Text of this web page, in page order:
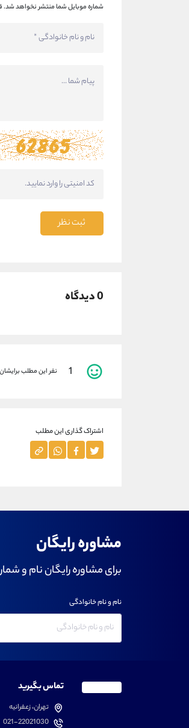
شماره موبایل شما منتشر نخواهد شد.
ثبت نظر
0 دیدگاه
1 نفر این مطلب
اشتراک گذاری این مطلب
مشاوره رایگان
برای مشاوره رایگان نام و
نام و نام خانوادگی
تماس بگیرید
تهران، زعفرانیه
021-22021030